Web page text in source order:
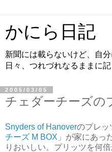
かにら日記
新聞には載らないけど、自
日々、つれづれなるままに記
2005/03/05
チェダーチーズの
Snyders of Hanoverのプレッ
チーズ M BOX 」が家にあっ
りおいしい。プリッツを何